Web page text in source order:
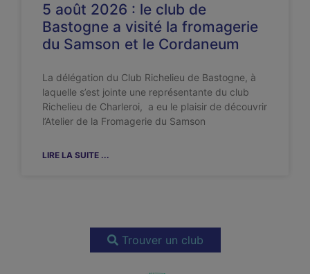
5 août 2026 : le club de
Bastogne a visité la fromagerie
du Samson et le Cordaneum
La délégation du Club Richelieu de Bastogne, à
laquelle s’est jointe une représentante du club
Richelieu de Charleroi, a eu le plaisir de découvrir
l’Atelier de la Fromagerie du Samson
LIRE LA SUITE ...
Trouver un club